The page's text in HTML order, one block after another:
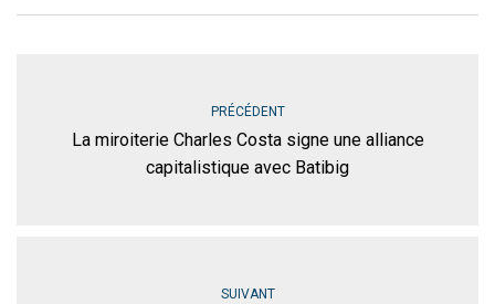
PRÉCÉDENT
La miroiterie Charles Costa signe une alliance
capitalistique avec Batibig
SUIVANT